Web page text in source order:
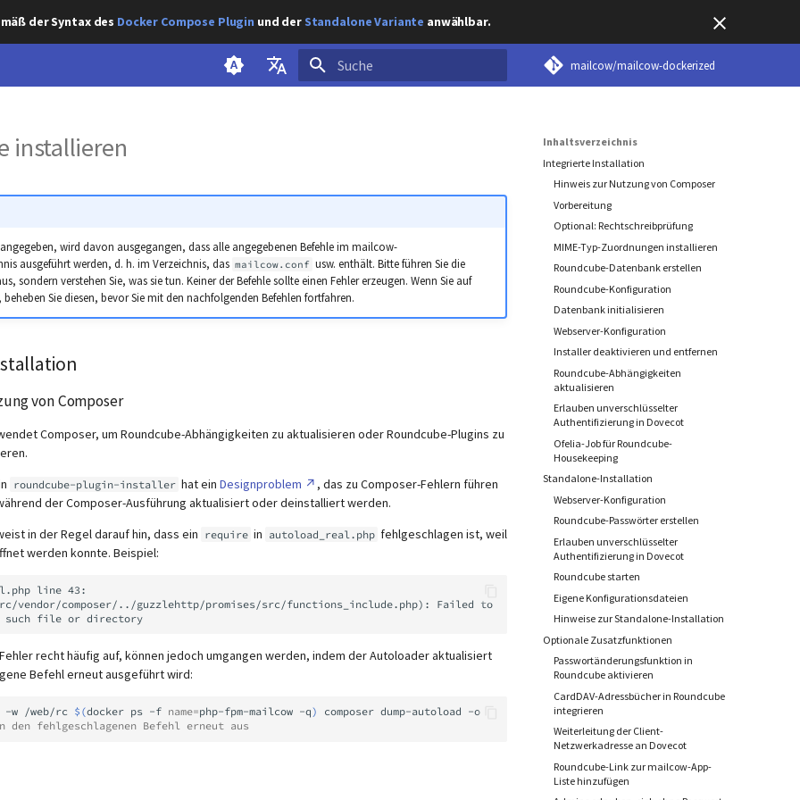
der Syntax des Docker Compose Plugin und derStandalone Variante anwählbar.
mailcow/mailcow-dockerized
Inhaltsverzeichnis
Integrierte Installation
Hinweis zur Nutzung von Composer
Vorbereitung
Optional: Rechtschreibprüfung
MIME-Typ-Zuordnungen installieren
Roundcube-Datenbank erstellen
Roundcube-Konfiguration
Datenbank initialisieren
Webserver-Konfiguration
Installer deaktivieren und entfernen
Roundcube-Abhängigkeiten
aktualisieren
Erlauben unverschlüsselter
Authentifizierung in Dovecot
Ofelia-Job für Roundcube-
Housekeeping
Standalone-Installation
Webserver-Konfiguration
Roundcube-Passwörter erstellen
Erlauben unverschlüsselter
Authentifizierung in Dovecot
Roundcube starten
Eigene Konfigurationsdateien
Hinweise zur Standalone-Installation
Optionale Zusatzfunktionen
Passwortänderungsfunktion in
Roundcube aktivieren
CardDAV-Adressbücher in Roundcube
integrieren
Weiterleitung der Client-
Netzwerkadresse an Dovecot
Roundcube-Link zur mailcow-App-
Liste hinzufügen
installieren
wird davon ausgegangen, dass alle angegebenen Befehle im mailcow-
ausgeführt werden, d. h. im Verzeichnis, das mailcow.conf usw. enthält. Bitte führen Sie die
sondern verstehen Sie, was sie tun. Keiner der Befehle sollte einen Fehler erzeugen. Wenn Sie auf
beheben Sie diesen, bevor Sie mit den nachfolgenden Befehlen fortfahren.
von Composer
Composer, um Roundcube-Abhängigkeiten zu aktualisieren oder Roundcube-Plugins zu
roundcube-plugin-installer hat ein Designproblem
, das zu Composer-Fehlern führen
der Composer-Ausführung aktualisiert oder deinstalliert werden.
in der Regel darauf hin, dass ein require in autoload_real.php fehlgeschlagen ist, weil
werden konnte. Beispiel:
line 43:
recht häufig auf, können jedoch umgangen werden, indem der Autoloader aktualisiert
Befehl erneut ausgeführt wird:
-w /web/rc $(docker ps -f name=php-fpm-mailcow -q) composer dump-autoload
den fehlgeschlagenen Befehl erneut aus